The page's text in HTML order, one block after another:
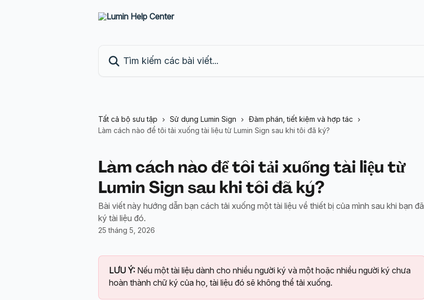
Tất cả bộ sưu tập Sử dụng Lumin Sign
Đàm phán, tiết kiệm và hợp tác
Làm cách nào để tôi tải xuống tài liệu từ Lumin Sign sau khi tôi đã ký?
Làm cách nào để tôi tải xuống tài liệu từ
Lumin Sign sau khi tôi đã ký?
Bài viết này hướng dẫn bạn cách tải xuống một tài liệu về thiết bị của mình sau khi bạn đã
ký tài liệu đó.
25 tháng 5, 2026
LƯU Ý: Nếu một tài liệu dành cho nhiều người ký và một hoặc nhiều người ký chưa
hoàn thành chữ ký của họ, tài liệu đó sẽ không thể tải xuống.